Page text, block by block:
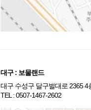
대구: 보물랜드
대구 수성구 달구벌대로 2365 4
TEL :0507-1467-2602